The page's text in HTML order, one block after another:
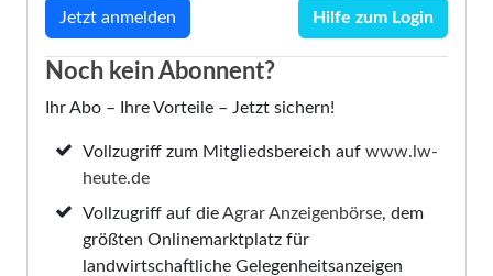
Hilfe zum Login
Noch kein Abonnent?
Ihr Abo – Ihre Vorteile – Jetzt sichern!
Vollzugriff zum Mitgliedsbereich aufwww.lw-
heute.de
Vollzugriff auf dieAgrar Anzeigenbörse, dem
größten Onlinemarktplatz für
landwirtschaftliche Gelegenheitsanzeigen